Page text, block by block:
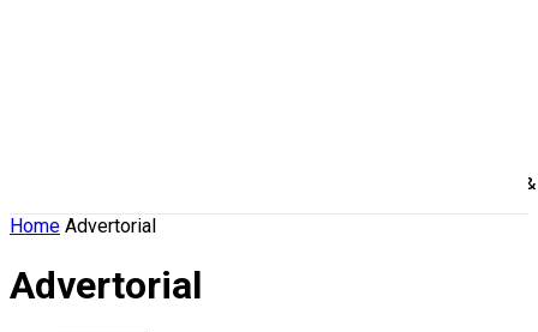
Politik
Home Advertorial
Advertorial